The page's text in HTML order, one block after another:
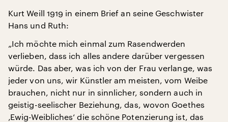
Kurt Weill 1919 in einem Brief an seine Geschwister
Hans und Ruth:
„Ich möchte mich einmal zum Rasendwerden
verlieben, dass ich alles andere darüber vergessen
würde. Das aber, was ich von der Frau verlange, was
jeder von uns, wir Künstler am meisten, vom Weibe
brauchen, nicht nur in sinnlicher, sondern auch in
geistig-seelischer Beziehung, das, wovon Goethes
‚Ewig-Weibliches‘ die schöne Potenzierung ist, das